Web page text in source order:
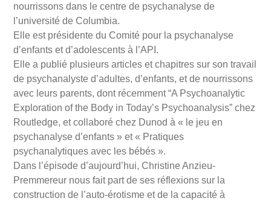
nourrissons dans le centre de psychanalyse de
l’université de Columbia.
Elle est présidente du Comité pour la psychanalyse
d’enfants et d’adolescents à l’API.
Elle a publié plusieurs articles et chapitres sur son travail
de psychanalyste d’adultes, d’enfants, et de nourrissons
avec leurs parents, dont récemment “A Psychoanalytic
Exploration of the Body in Today’s Psychoanalysis” chez
Routledge, et collaboré chez Dunod à « le jeu en
psychanalyse d’enfants » et « Pratiques
psychanalytiques avec les bébés ».
Dans l’épisode d’aujourd’hui, Christine Anzieu-
Premmereur nous fait part de ses réflexions sur la
construction de l’auto-érotisme et de la capacité à